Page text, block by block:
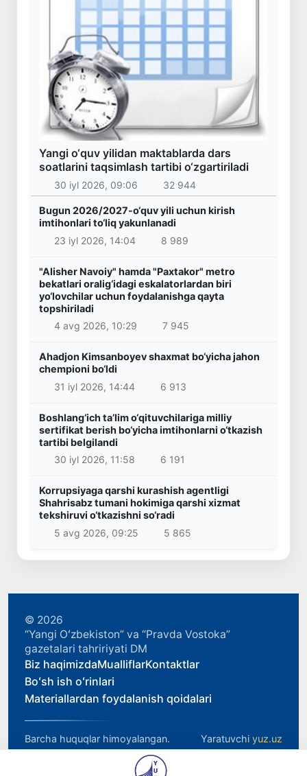
Yangi o‘quv yilidan maktablarda dars
soatlarini taqsimlash tartibi o‘zgartiriladi
30 iyl 2026, 09:06 32 944
Bugun 2026/2027-o‘quv yili uchun kirish
imtihonlari to‘liq yakunlanadi
23 iyl 2026, 14:04
8 989
"Alisher Navoiy" hamda "Paxtakor" metro
bekatlari oralig‘idagi eskalatorlardan biri
yo‘lovchilar uchun foydalanishga qayta
topshiriladi
4 avg 2026, 10:29
7 945
Ahadjon Kimsanboyev shaxmat bo‘yicha jahon
chempioni bo‘ldi
31 iyl 2026, 14:44
6 913
Boshlang‘ich ta’lim o‘qituvchilariga milliy
sertifikat berish bo‘yicha imtihonlarni o‘tkazish
tartibi belgilandi
30 iyl 2026, 11:58
6 191
Korrupsiyaga qarshi kurashish agentligi
Shahrisabz tumani hokimiga qarshi xizmat
tekshiruvi o‘tkazishni so‘radi
5 avg 2026, 09:25
5 865
© 2026
“Yangi Oʻzbekiston” va “Pravda Vostoka”
gazetalari tahririyati DM
Biz haqimizdaMualliflarKontaktlar
Boʻsh ish oʻrinlari
Materiallardan foydalanish qoidalari
Barcha huquqlar himoyalangan. Yaratuvchi yuz.uz